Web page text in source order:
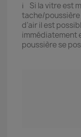
ℹ️ Si la vitre est
tache/
d’air il est
immédiatement
poussière se